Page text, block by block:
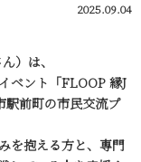
2025.09.04
）は、
ベント「FLOOP 縁J
駅前町の市民交流プ
を抱える方と、専門